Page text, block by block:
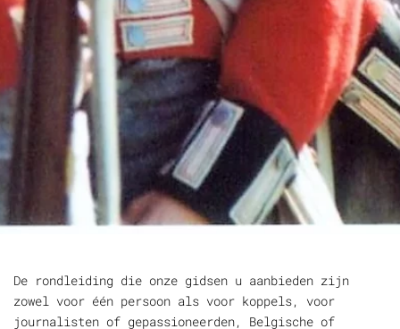
De rondleiding die onze gidsen u aanbieden zijn
zowel voor één persoon als voor koppels, voor
journalisten of gepassioneerden, Belgische of